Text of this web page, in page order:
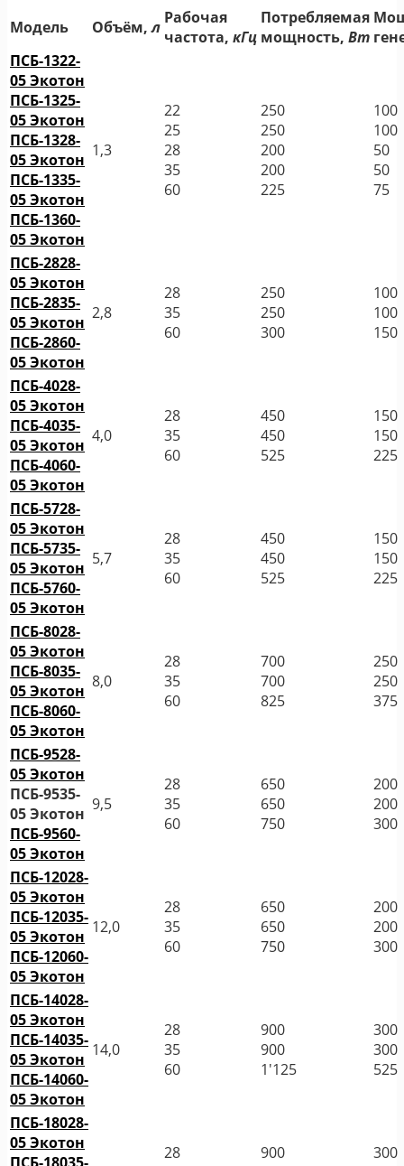
Модель Объём,л Рабочая
частота, кГц
Потребляемая
мощность, Вт
ПСБ-1322-
05 Экотон
ПСБ-1325-
05 Экотон
ПСБ-1328-
05 Экотон
ПСБ-1335-
05 Экотон
ПСБ-1360-
05 Экотон
1,3
22
25
28
35
60
250
250
200
200
225
100
100
50
50
75
ПСБ-2828-
05 Экотон
ПСБ-2835-
05 Экотон
ПСБ-2860-
05 Экотон
2,8
28
35
60
250
250
300
100
100
150
ПСБ-4028-
05 Экотон
ПСБ-4035-
05 Экотон
ПСБ-4060-
05 Экотон
4,0
28
35
60
450
450
525
150
150
225
ПСБ-5728-
05 Экотон
ПСБ-5735-
05 Экотон
ПСБ-5760-
05 Экотон
5,7
28
35
60
450
450
525
150
150
225
ПСБ-8028-
05 Экотон
ПСБ-8035-
05 Экотон
ПСБ-8060-
05 Экотон
8,0
28
35
60
700
700
825
250
250
375
ПСБ-9528-
05 Экотон
ПСБ-9535-
05 Экотон
ПСБ-9560-
05 Экотон
9,5
28
35
60
650
650
750
200
200
300
ПСБ-12028-
05 Экотон
ПСБ-12035-
05 Экотон
ПСБ-12060-
05 Экотон
12,0
28
35
60
650
650
750
200
200
300
ПСБ-14028-
05 Экотон
ПСБ-14035-
05 Экотон
ПСБ-14060-
05 Экотон
14,0
28
35
60
900
900
1'125
300
300
525
ПСБ-18028-
05 Экотон
28
900
300